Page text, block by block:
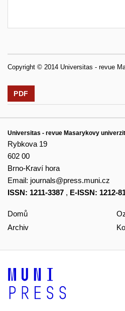
Copyright © 2014 Universitas - revue
PDF
Universitas - revue Masarykovy
Rybkova 19
602 00
Brno-Kraví hora
Email: journals@press.muni.cz
ISSN: 1211-3387 , E-ISSN: 1212-
Domů
Archiv